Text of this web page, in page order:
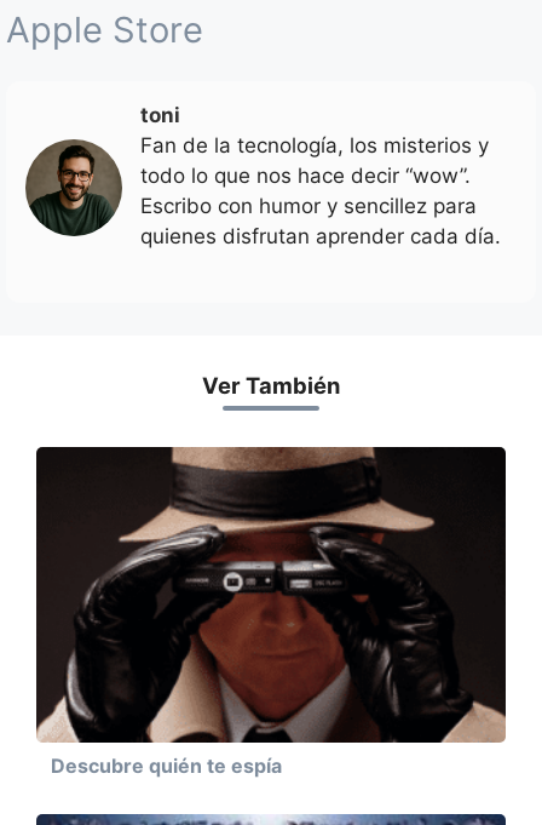
Apple Store
toni
Fan de la tecnología, los misterios y
todo lo que nos hace decir “wow”.
Escribo con humor y sencillez para
quienes disfrutan aprender cada día.
Ver También
Descubre quién te espía